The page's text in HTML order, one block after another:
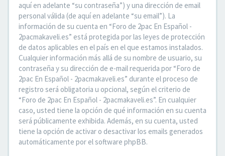
aquí en adelante “su contraseña”) y una dirección de email
personal válida (de aquí en adelante “su email”). La
información de su cuenta en “Foro de 2pac En Español -
2pacmakaveli.es” está protegida por las leyes de protección
de datos aplicables en el país en el que estamos instalados.
Cualquier información más allá de su nombre de usuario, su
contraseña y su dirección de e-mail requerida por “Foro de
2pac En Español - 2pacmakaveli.es” durante el proceso de
registro será obligatoria u opcional, según el criterio de
“Foro de 2pac En Español - 2pacmakaveli.es”. En cualquier
caso, usted tiene la opción de qué información en su cuenta
será públicamente exhibida. Además, en su cuenta, usted
tiene la opción de activar o desactivar los emails generados
automáticamente por el software phpBB.